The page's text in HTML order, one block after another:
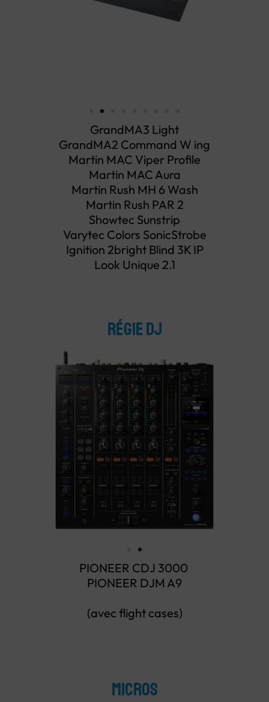
GrandMA3 Light
GrandMA2 Command W ing
Martin MAC Viper Profile
Martin MAC Aura
Martin Rush MH 6 Wash
Martin Rush PAR 2
Showtec Sunstrip
Varytec Colors SonicStrobe
Ignition 2bright Blind 3K IP
Look Unique 2.1
Régie DJ
PIONEER CDJ 3000
PIONEER DJM A9
(avec flight cases)
Micros